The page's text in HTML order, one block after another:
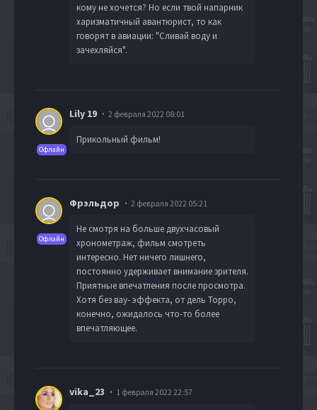
кому не хочется? Но если твой напарник
харизматичный авантюрист, то как
говорят в авиации: "Сливай воду и
зачехляйся".
Офлайн
Lily 19 2 февраля 2022 08:01
Прикольный фильм!
Офлайн
Фрэльдор 2 февраля 2022 05:21
Не смотря на больше двухчасовый
хронометраж, фильм смотреть
интересно. Нет ничего лишнего,
постоянно удерживает внимание зрителя.
Приятные впечатления после просмотра.
Хотя без вау- эффекта, от дель Торро,
конечно, ожидалось что-то более
впечатляющее.
vika_23 1 февраля 2022 22:57